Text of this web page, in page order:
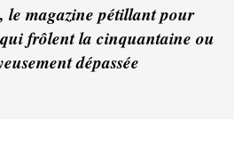
le magazine pétillant pour
qui frôlent la cinquantaine ou
dépassée